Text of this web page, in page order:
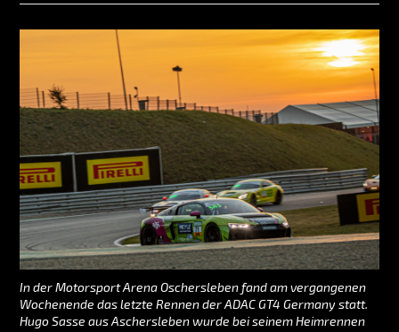
In der Motorsport Arena Oschersleben fand am vergangenen
Wochenende das letzte Rennen der ADAC GT4 Germany statt.
Hugo Sasse aus Aschersleben wurde bei seinem Heimrennen